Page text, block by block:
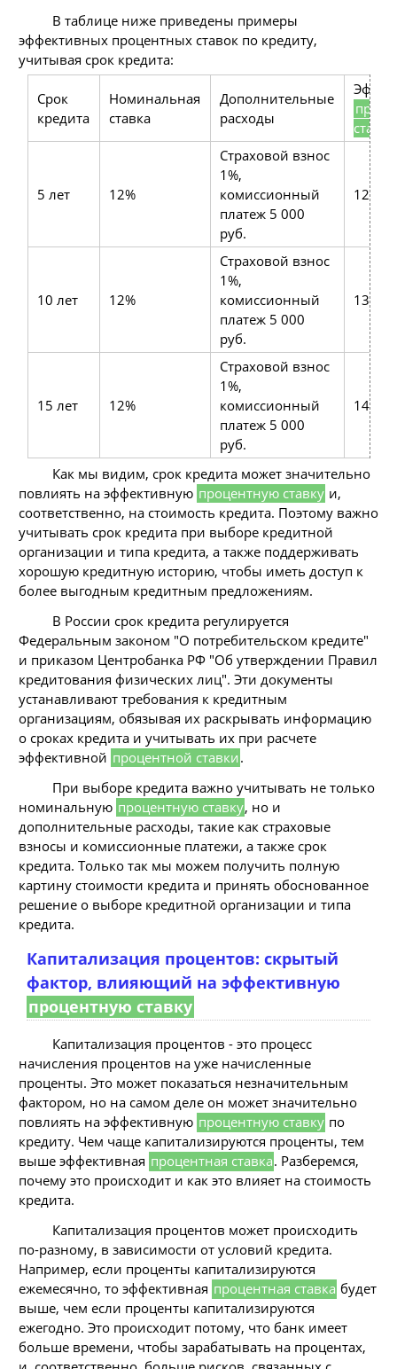
В таблице ниже приведены примеры
эффективных процентных ставок по кредиту,
учитывая срок кредита:
Срок
кредита
Номинальная
ставка
Дополнительные
расходы
ставка
5 лет 12%
Страховой взнос
1%,
комиссионный
платеж 5 000
руб.
12,1%
10 лет 12%
Страховой взнос
1%,
комиссионный
платеж 5 000
руб.
13,2%
15 лет 12%
Страховой взнос
1%,
комиссионный
платеж 5 000
руб.
14,5%
Как мы видим, срок кредита может значительно
повлиять на эффективную процентную ставку и,
соответственно, на стоимость кредита. Поэтому важно
учитывать срок кредита при выборе кредитной
организации и типа кредита, а также поддерживать
хорошую кредитную историю, чтобы иметь доступ к
более выгодным кредитным предложениям.
В России срок кредита регулируется
Федеральным законом "О потребительском кредите"
и приказом Центробанка РФ "Об утверждении Правил
кредитования физических лиц". Эти документы
устанавливают требования к кредитным
организациям, обязывая их раскрывать информацию
о сроках кредита и учитывать их при расчете
эффективной процентной ставки.
При выборе кредита важно учитывать не только
номинальную процентную ставку, но и
дополнительные расходы, такие как страховые
взносы и комиссионные платежи, а также срок
кредита. Только так мы можем получить полную
картину стоимости кредита и принять обоснованное
решение о выборе кредитной организации и типа
кредита.
Капитализация процентов: скрытый
фактор, влияющий на эффективную
процентную ставку
Капитализация процентов - это процесс
начисления процентов на уже начисленные
проценты. Это может показаться незначительным
фактором, но на самом деле он может значительно
повлиять на эффективную процентную ставку по
кредиту. Чем чаще капитализируются проценты, тем
выше эффективная процентная ставка. Разберемся,
почему это происходит и как это влияет на стоимость
кредита.
Капитализация процентов может происходить
по-разному, в зависимости от условий кредита.
Например, если проценты капитализируются
ежемесячно, то эффективная процентная ставка будет
выше, чем если проценты капитализируются
ежегодно. Это происходит потому, что банк имеет
больше времени, чтобы зарабатывать на процентах,